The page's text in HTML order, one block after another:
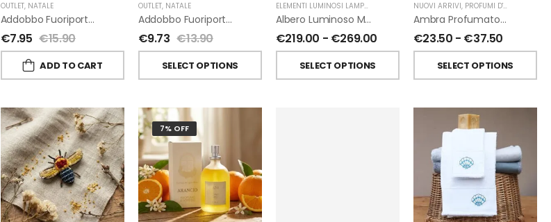
FIORIRA' UN GIARDINO
OUTLET, NATALE
Addobbo Fuoriporta Alberello Velluto Rosso Con Fiocchetto Tartan
€7.95 €15.90
ADD TO CART
OUTLET, NATALE
Addobbo Fuoriporta Fiocco In Velluto Rosso O In Tartan
€9.73 €13.90
SELECT OPTIONS
ELEMENTI LUMINOSI LAMPADE E LED NATALE,FIORIRA' UN GIARDINO
Albero Luminoso Marrone Interno-Esterno Di Fiorirà Un Giardino
€219.00 - €269.00
SELECT OPTIONS
NUOVI ARRIVI, PROFUMI D'AMBIENTE
Ambra Profumatori Per Ambiente A Bastoncini Di Chiara Firenze
€23.50 - €37.50
SELECT OPTIONS
7% OFF